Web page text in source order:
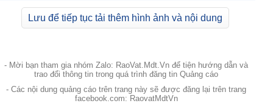
Lưu để tiếp tục tải thêm hình ảnh và nội dung
- Mời bạn tham gia nhóm Zalo: RaoVat.Mdt.Vn để tiện hướng dẫn và
trao đổi thông tin trong quá trình đăng tin Quảng cáo
- Các nội dung quảng cáo trên trang này sẽ được đăng lại trên trang
facebook.com: RaovatMdtVn